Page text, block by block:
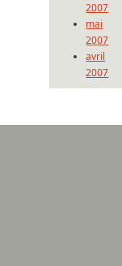
2007
mai
2007
avril
2007